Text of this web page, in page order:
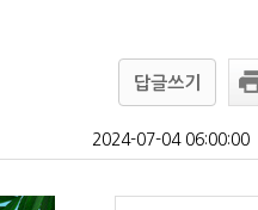
답글쓰기
2024-07-04 06:00:00